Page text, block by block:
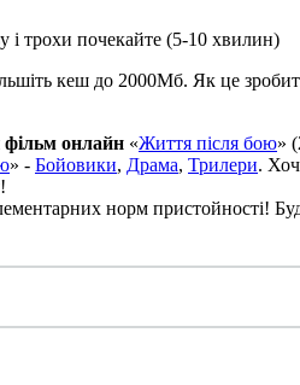
і трохи почекайте (5-10 хвилин)
кеш до 2000Мб. Як це
фільм онлайн «Життя після бою»
» - Бойовики, Драма, Трилери.
норм пристойності!